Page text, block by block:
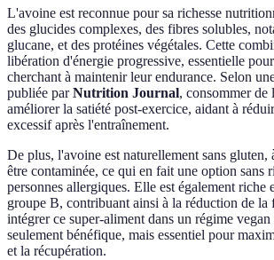
L'avoine est reconnue pour sa richesse
des glucides complexes, des fibres solubles,
glucane, et des protéines végétales. Cette
libération d'énergie progressive, essentielle
cherchant à maintenir leur endurance. Selon
publiée parNutrition Journal, consommer de
améliorer la satiété post-exercice, aidant à
excessif après l'entraînement.
De plus, l'avoine est naturellement sans gluten,
être contaminée, ce qui en fait une option sans
personnes allergiques. Elle est également riche
groupe B, contribuant ainsi à la réduction de la
intégrer ce super-aliment dans un régime
seulement bénéfique, mais essentiel pour
et la récupération.